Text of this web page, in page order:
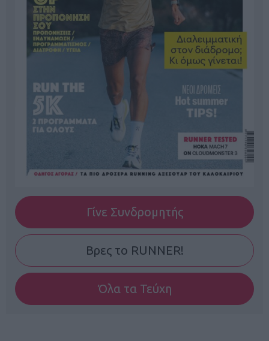
Γίνε Συνδρομητής
Βρες το RUNNER!
Όλα τα Τεύχη